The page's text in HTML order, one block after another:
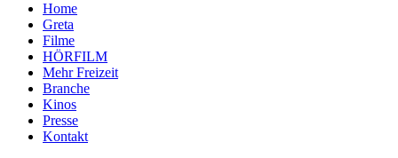
Home
Greta
Filme
HÖRFILM
Mehr Freizeit
Branche
Kinos
Presse
Kontakt